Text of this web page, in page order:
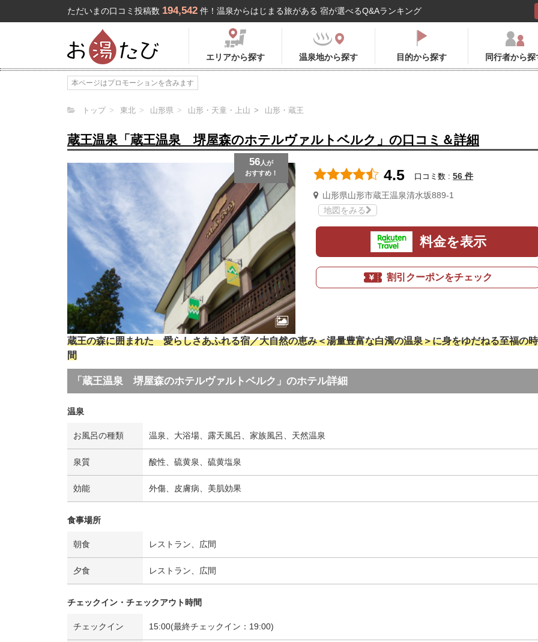
ただいまの口コミ投稿数 194,542 件！温泉からはじまる旅がある 宿が選べるQ&Aランキング
エリアから探す 温泉地から探す 目的から探す 同行者から探
本ページはプロモーションを含みます
トップ 東北 山形県 山形・天童・上山 山形・蔵王
蔵王温泉「蔵王温泉 堺屋森のホテルヴァルトベルク」の口コミ＆詳細
56 人が
おすすめ！
4.5 口コミ数 : 56 件
山形県山形市蔵王温泉清水坂889-1
地図をみる
料金を表示
割引クーポンをチェック
蔵王の森に囲まれた 愛らしさあふれる宿／大自然の恵み＜湯量豊富な白濁の温泉＞に身をゆだねる至福の時
間
「蔵王温泉 堺屋森のホテルヴァルトベルク」のホテル詳細
温泉
お風呂の種類 温泉、大浴場、露天風呂、家族風呂、天然温泉
泉質 酸性、硫黄泉、硫黄塩泉
効能 外傷、皮膚病、美肌効果
食事場所
朝食 レストラン、広間
夕食 レストラン、広間
チェックイン・チェックアウト時間
チェックイン 15:00(最終チェックイン：19:00)